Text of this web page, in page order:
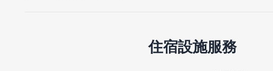
住宿設施服務